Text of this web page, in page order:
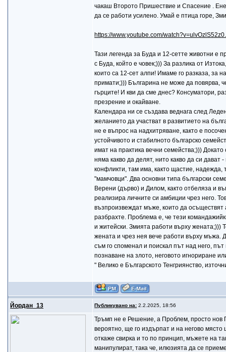
чакаш Второто Пришествие и Спасение .
да се работи усилено. Умай е птица горе,
https://www.youtube.com/
Тази легенда за Буда и 12-сетте животни е
с Буда, който е човек;))) За разлика от
които са 12-сет алпи! Имаме го разказа, за
примати;))) Българина не може да повярва,
гърците! И кви да сме днес? Консуматори,
презрение и окайване.
Календара ни се създава веднага след
желанието да участват в развитието на
не е въпрос на надхитряване, както е
устойчивото и стабилното българско
имат на практика вечни семейства;)))
няма какво да делят, нито какво да си дават
конфликти, там има, както щастие,
"мамчовци". Два основни типа български
Верени (дърво) и Дилом, както отбеляза и
реализира личните си амбиции чрез него.
възпроизвеждат мъже, които да
разбрахте. Проблема е, че тези
и житейски. Змията работи върху жената;)))
жената и чрез нея вече работи върху мъжа.
съм го споменал и поискал път над него,
познаване на злото, неговото игнориране
" Велико е Българското Тенгриянство,
Йордан_13 Публикувано на: 2.2.2025, 18:56
Тръмп не е Решение, а Проблем, просто нов
вероятно, ще го издърпат и на негово място
откаже свирка и то по принцип, мъжете на
манипулират, така че, илюзията да се